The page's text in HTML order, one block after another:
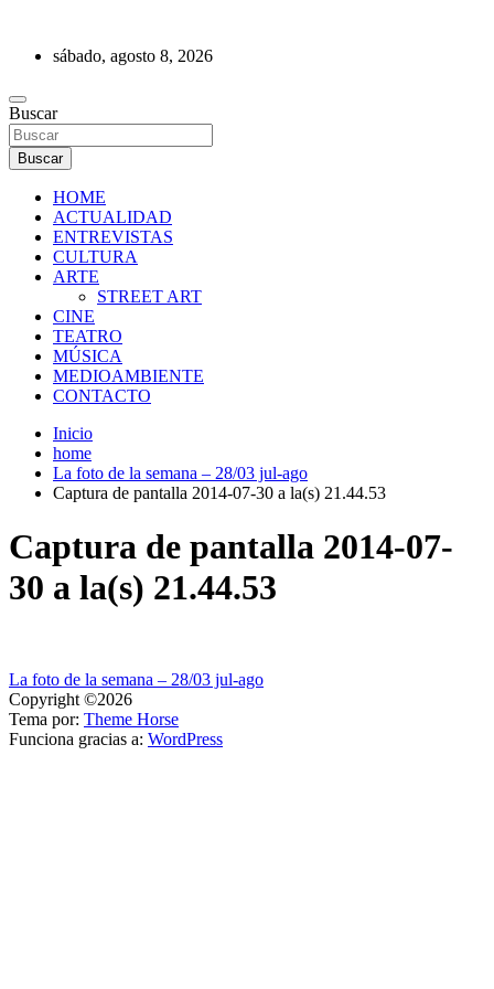
contenidosábado, agosto 8, 2026
REVISTA DE PRENSA
Buscar
Buscar
HOME
ACTUALIDAD
ENTREVISTAS
CULTURA
ARTE
STREET ART
CINE
TEATRO
MÚSICA
MEDIOAMBIENTE
CONTACTO
Inicio
home
La foto de la semana – 28/03 jul-ago
Captura de pantalla 2014-07-30 a la(s) 21.44.53
Captura de pantalla 2014-07-
30 a la(s) 21.44.53
Navegación
de
entradas
La foto de la semana – 28/03 jul-ago
Copyright ©2026
Tema por: Theme Horse
Funciona gracias a: WordPress